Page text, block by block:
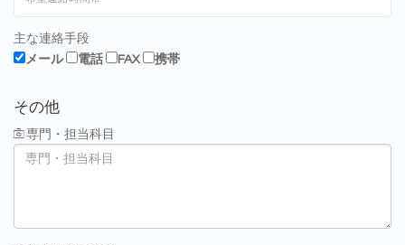
主な連絡手段
メール
電話 FAX 携帯
その他
専門・担当科目